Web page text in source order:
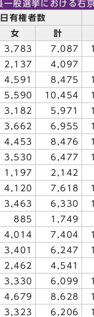
一般選挙における右
有権者数
女 計
3,783 7,087
2,137 4,097
4,591 8,475
5,590 10,454
3,182 5,971
3,662 6,955
4,453 8,476
3,530 6,477
1,197 2,142
4,120 7,618
3,463 6,330
885 1,749
4,014 7,404
3,401 6,247
2,462 4,541
3,330 6,099
4,679 8,628
3,323 6,206